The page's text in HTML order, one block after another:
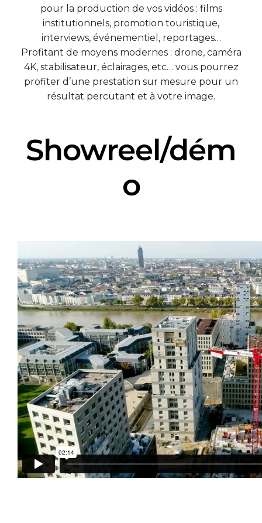
pour la production de vos vidéos : films
institutionnels, promotion touristique,
interviews, événementiel, reportages…
Profitant de moyens modernes : drone, caméra
4K, stabilisateur, éclairages, etc… vous pourrez
profiter d’une prestation sur mesure pour un
résultat percutant et à votre image.
Showreel/dém
o